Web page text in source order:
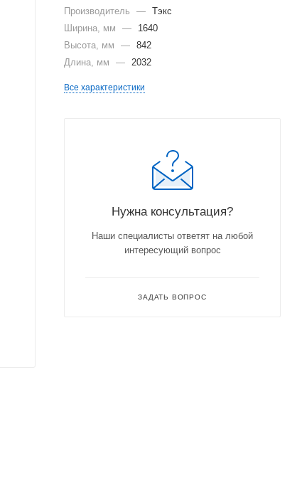
Производитель — Тэкс
Ширина, мм
—
1640
Высота, мм
— 842
Длина, мм
— 2032
Все характеристики
Нужна консультация?
Наши специалисты ответят на любой
интересующий вопрос
ЗАДАТЬ ВОПРОС